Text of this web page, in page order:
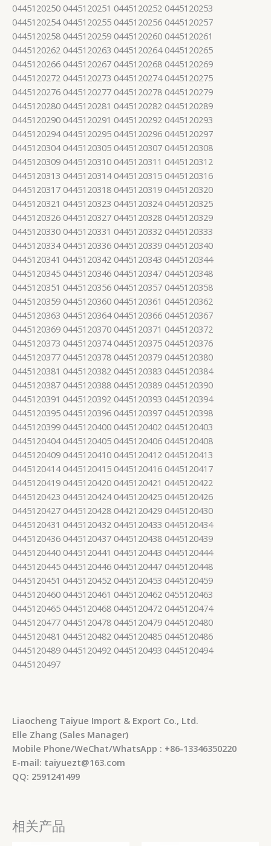
0445120250 0445120251 0445120252 0445120253
0445120254 0445120255 0445120256 0445120257
0445120258 0445120259 0445120260 0445120261
0445120262 0445120263 0445120264 0445120265
0445120266 0445120267 0445120268 0445120269
0445120272 0445120273 0445120274 0445120275
0445120276 0445120277 0445120278 0445120279
0445120280 0445120281 0445120282 0445120289
0445120290 0445120291 0445120292 0445120293
0445120294 0445120295 0445120296 0445120297
0445120304 0445120305 0445120307 0445120308
0445120309 0445120310 0445120311 0445120312
0445120313 0445120314 0445120315 0445120316
0445120317 0445120318 0445120319 0445120320
0445120321 0445120323 0445120324 0445120325
0445120326 0445120327 0445120328 0445120329
0445120330 0445120331 0445120332 0445120333
0445120334 0445120336 0445120339 0445120340
0445120341 0445120342 0445120343 0445120344
0445120345 0445120346 0445120347 0445120348
0445120351 0445120356 0445120357 0445120358
0445120359 0445120360 0445120361 0445120362
0445120363 0445120364 0445120366 0445120367
0445120369 0445120370 0445120371 0445120372
0445120373 0445120374 0445120375 0445120376
0445120377 0445120378 0445120379 0445120380
0445120381 0445120382 0445120383 0445120384
0445120387 0445120388 0445120389 0445120390
0445120391 0445120392 0445120393 0445120394
0445120395 0445120396 0445120397 0445120398
0445120399 0445120400 0445120402 0445120403
0445120404 0445120405 0445120406 0445120408
0445120409 0445120410 0445120412 0445120413
0445120414 0445120415 0445120416 0445120417
0445120419 0445120420 0445120421 0445120422
0445120423 0445120424 0445120425 0445120426
0445120427 0445120428 0442120429 0445120430
0445120431 0445120432 0445120433 0445120434
0445120436 0445120437 0445120438 0445120439
0445120440 0445120441 0445120443 0445120444
0445120445 0445120446 0445120447 0445120448
0445120451 0445120452 0445120453 0445120459
0445120460 0445120461 0445120462 0455120463
0445120465 0445120468 0445120472 0445120474
0445120477 0445120478 0445120479 0445120480
0445120481 0445120482 0445120485 0445120486
0445120489 0445120492 0445120493 0445120494
0445120497
Liaocheng Taiyue Import & Export Co., Ltd.
Elle Zhang (Sales Manager)
Mobile Phone/WeChat/WhatsApp : +86-13346350220
E-mail: taiyuezt@163.com
QQ: 2591241499
相关产品